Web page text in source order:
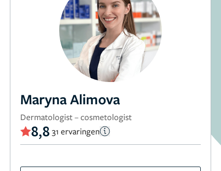
Maryna Alimova
Dermatologist – cosmetologist
8,8 31 ervaringen